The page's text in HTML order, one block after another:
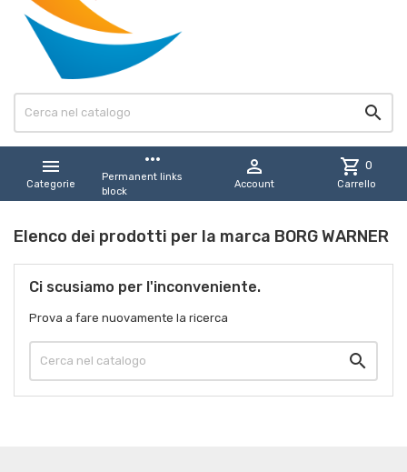


Categorie
more_horiz
Permanent links
block

Account
shopping_cart 0
Carrello
Elenco dei prodotti per la marca BORG WARNER
Ci scusiamo per l'inconveniente.
Prova a fare nuovamente la ricerca
